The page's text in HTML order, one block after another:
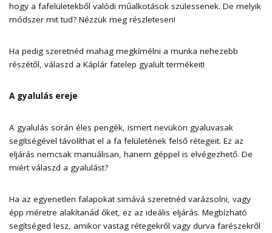
hogy a fafelületekből valódi műalkotások szülessenek. De melyik
módszer mit tud? Nézzük meg részletesen!
Ha pedig szeretnéd mahag megkímélni a munka nehezebb
részétől, válaszd a Káplár fatelep gyalult termékeit!
A gyalulás ereje
A gyalulás során éles pengék, ismert nevükön gyaluvasak
segítségével távolíthat el a fa felületének felső rétegeit. Ez az
eljárás nemcsak manuálisan, hanem géppel is elvégezhető. De
miért válaszd a gyalulást?
Ha az egyenetlen falapokat simává szeretnéd varázsolni, vagy
épp méretre alakítanád őket, ez az ideális eljárás. Megbízható
segítséged lesz, amikor vastag rétegekről vagy durva farészekről